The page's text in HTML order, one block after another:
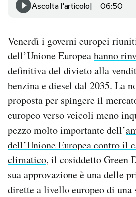
CALENDARIO
AREA PERSONALE
Area Personale
Newsletter
Notifiche mobile
Regala il Post
Hai bisogno di aiuto?
Esci
Ascolta l'articolo 06:50
Venerdì i governi europei
dell’Unione Europeahanno
definitiva del divieto alla
benzina e diesel dal 2035. La
proposta per spingere il
europeo verso veicoli meno
pezzo molto importante dell’
dell’Unione Europea contro il
climatico, il cosiddetto Green
sua approvazione è una delle
dirette a livello europeo di una